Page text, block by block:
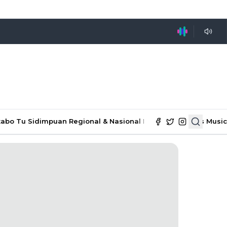
Tu Sidimpuan Regional & Nasional Ekonomi & Bisnis Music